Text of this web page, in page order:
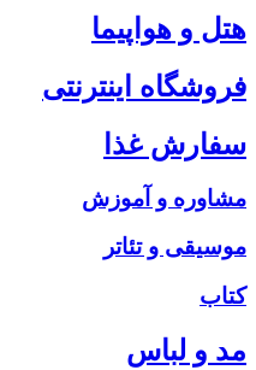
هتل و هواپیما
فروشگاه اینترنتی
سفارش غذا
مشاوره و آموزش
موسیقی و تئاتر
کتاب
مد و لباس